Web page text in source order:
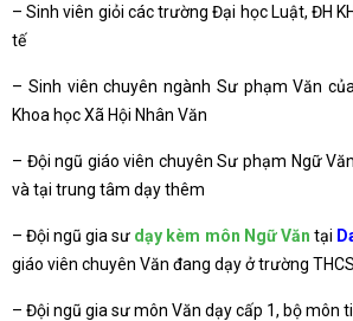
– Sinh viên giỏi các trường Đại học Luật, ĐH
tế
– Sinh viên chuyên ngành Sư phạm Văn
Khoa học Xã Hội Nhân Văn
– Đội ngũ giáo viên chuyên Sư phạm Ngữ
và tại trung tâm dạy thêm
– Đội ngũ gia sư dạy kèm môn Ngữ Văn tại
giáo viên chuyên Văn đang dạy ở trường
– Đội ngũ gia sư môn Văn dạy cấp 1, bộ môn